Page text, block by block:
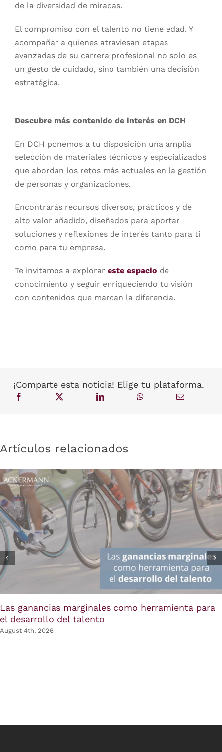
de la diversidad de miradas.
El compromiso con el talento no tiene edad. Y
acompañar a quienes atraviesan etapas
avanzadas de su carrera profesional no solo es
un gesto de cuidado, sino también una decisión
estratégica.
Descubre más contenido de interés en DCH
En DCH ponemos a tu disposición una amplia
selección de materiales técnicos y especializados
que abordan los retos más actuales en la gestión
de personas y organizaciones.
Encontrarás recursos diversos, prácticos y de
alto valor añadido, diseñados para aportar
soluciones y reflexiones de interés tanto para ti
como para tu empresa.
Te invitamos a explorar este espacio de
conocimiento y seguir enriqueciendo tu visión
con contenidos que marcan la diferencia.
¡Comparte esta noticia! Elige tu plataforma.
Artículos relacionados
Las ganancias marginales como herramienta para
el desarrollo del talento
August 4th, 2026